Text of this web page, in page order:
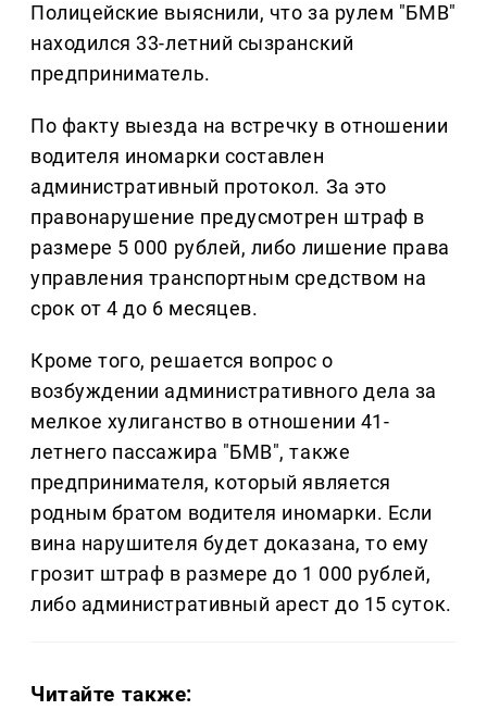
Полицейские выяснили, что за рулем "БМВ"
находился 33-летний сызранский
предприниматель.
По факту выезда на встречку в отношении
водителя иномарки составлен
административный протокол. За это
правонарушение предусмотрен штраф в
размере 5 000 рублей, либо лишение права
управления транспортным средством на
срок от 4 до 6 месяцев.
Кроме того, решается вопрос о
возбуждении административного дела за
мелкое хулиганство в отношении 41-
летнего пассажира "БМВ", также
предпринимателя, который является
родным братом водителя иномарки. Если
вина нарушителя будет доказана, то ему
грозит штраф в размере до 1 000 рублей,
либо административный арест до 15 суток.
Читайте также: